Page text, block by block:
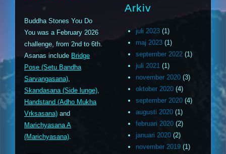
Buddha Stones You Do
You was a February 2026
challenge, from 2nd to 6th.
Asanas include Bridge
Pose (Setu Bandha
Sarvangasana)
Skandasana (Side lunge)
Handstand (Adho Mukha
Vrksasana) and
Marichyasana A
(Marichyasana)
Arkiv
juli 2023 (1)
maj 2023 (1)
september 2022 (1)
juli 2021 (1)
november 2020 (3)
oktober 2020 (4)
september 2020 (4)
augusti 2020 (1)
februari 2020 (2)
januari 2020 (2)
november 2019 (1)